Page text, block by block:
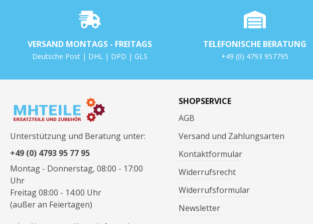
VERSAND MONTAGS - FREITAGS
Deutsche Post | DHL | DPD | GLS
TELEFONISCHE BERATUNG
+49 (0) 4793 957795
Unterstützung und Beratung unter:
+49 (0) 4793 95 77 95
Montag - Donnerstag, 08:00 - 17:00
Uhr
Freitag 08:00 - 14:00 Uhr
(außer an Feiertagen)
SHOPSERVICE
AGB
Versand und Zahlungsarten
Kontaktformular
Widerrufsrecht
Widerrufsformular
Newsletter